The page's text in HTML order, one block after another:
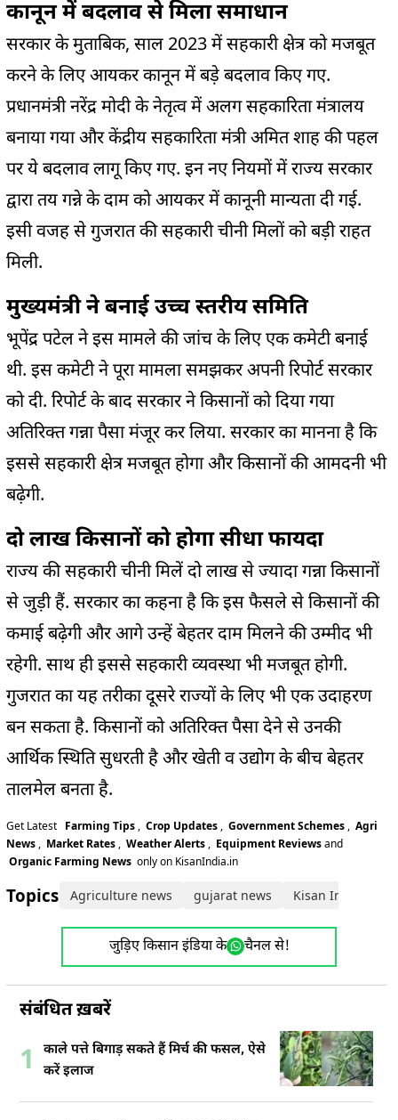
कानून में बदलाव से मिला समाधान
सरकार के मुताबिक, साल 2023 में सहकारी क्षेत्र को मजबूत
करने के लिए आयकर कानून में बड़े बदलाव किए गए.
प्रधानमंत्री नरेंद्र मोदी के नेतृत्व में अलग सहकारिता मंत्रालय
बनाया गया और केंद्रीय सहकारिता मंत्री अमित शाह की पहल
पर ये बदलाव लागू किए गए. इन नए नियमों में राज्य सरकार
द्वारा तय गन्ने के दाम को आयकर में कानूनी मान्यता दी गई.
इसी वजह से गुजरात की सहकारी चीनी मिलों को बड़ी राहत
मिली.
मुख्यमंत्री ने बनाई उच्च स्तरीय समिति
भूपेंद्र पटेल ने इस मामले की जांच के लिए एक कमेटी बनाई
थी. इस कमेटी ने पूरा मामला समझकर अपनी रिपोर्ट सरकार
को दी. रिपोर्ट के बाद सरकार ने किसानों को दिया गया
अतिरिक्त गन्ना पैसा मंजूर कर लिया. सरकार का मानना है कि
इससे सहकारी क्षेत्र मजबूत होगा और किसानों की आमदनी भी
बढ़ेगी.
दो लाख किसानों को होगा सीधा फायदा
राज्य की सहकारी चीनी मिलें दो लाख से ज्यादा गन्ना किसानों
से जुड़ी हैं. सरकार का कहना है कि इस फैसले से किसानों की
कमाई बढ़ेगी और आगे उन्हें बेहतर दाम मिलने की उम्मीद भी
रहेगी. साथ ही इससे सहकारी व्यवस्था भी मजबूत होगी.
गुजरात का यह तरीका दूसरे राज्यों के लिए भी एक उदाहरण
बन सकता है. किसानों को अतिरिक्त पैसा देने से उनकी
आर्थिक स्थिति सुधरती है और खेती व उद्योग के बीच बेहतर
तालमेल बनता है.
Get Latest Farming Tips , Crop Updates , Government Schemes , Agri
News , Market Rates , Weather Alerts , Equipment Reviewsand
Organic Farming News only on KisanIndia.in
Topics: Agriculture news gujarat news Kisan India News
जुड़िए किसान इंडिया के चैनल से!
संबंधित ख़बरें
1
काले पत्ते बिगाड़ सकते हैं मिर्च की फसल, ऐसे
करें इलाज